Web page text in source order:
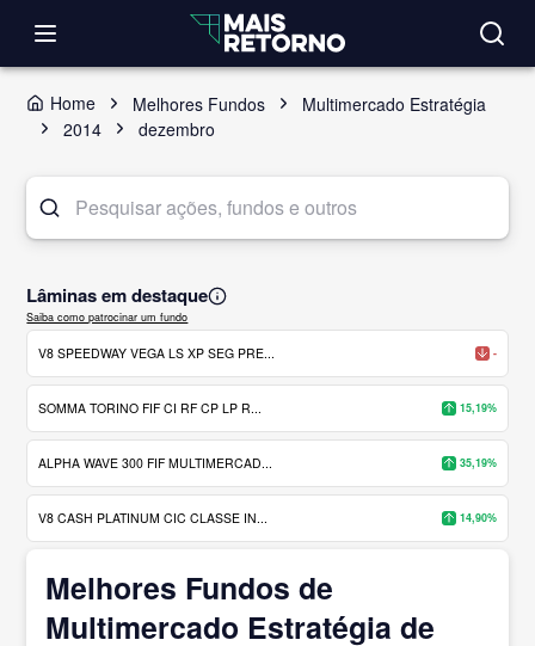
Home Melhores Fundos
Multimercado Estratégia
2014
dezembro
Lâminas em destaque
Saiba como patrocinar um fundo
V8 SPEEDWAY VEGA LS XP SEG PRE... -
SOMMA TORINO FIF CI RF CP LP R... 15,19%
ALPHA WAVE 300 FIF MULTIMERCAD... 35,19%
V8 CASH PLATINUM CIC CLASSE IN... 14,90%
Melhores Fundos de
Multimercado Estratégia de